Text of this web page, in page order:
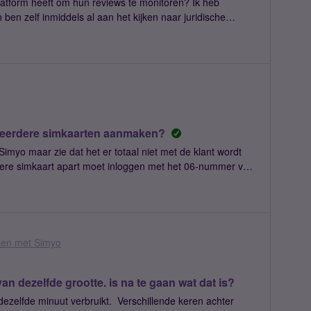
zelf inmiddels al aan het kijken naar juridische
ik toekomstige klanten hiervoor waarschuwen
meedenkt en mij voor de kosten laat opdraven, terwijl
simkaarten aanmaken?
simkaart apart moet inloggen met het 06-nummer van
die kaart. Dus voor iedere kaart moet
zoeken en intikken, password intikken, inloggen,
kaart kan ik aangeven in welk device ik het gebruik
dat ik een aanpassing wil maken in
kan ik maar 1 Simyo app gebruiken, en moe
met Simyo
dezelfde grootte. is na te gaan wat dat is?
minuut verbruikt. Verschillende keren achter